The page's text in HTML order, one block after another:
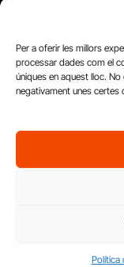
Per a oferir les millors
processar dades com el
úniques en aquest lloc.
negativament unes certes
Política